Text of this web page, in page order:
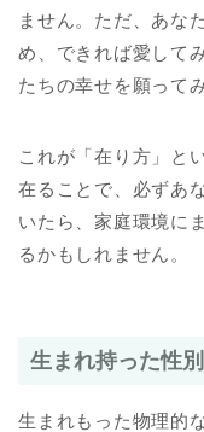
ません。ただ、あな
め、できれば愛して
たちの幸せを願って
これが「在り方」と
在ることで、必ずあ
いたら、家庭環境に
るかもしれません。
生まれ持った性
生まれもった物理的